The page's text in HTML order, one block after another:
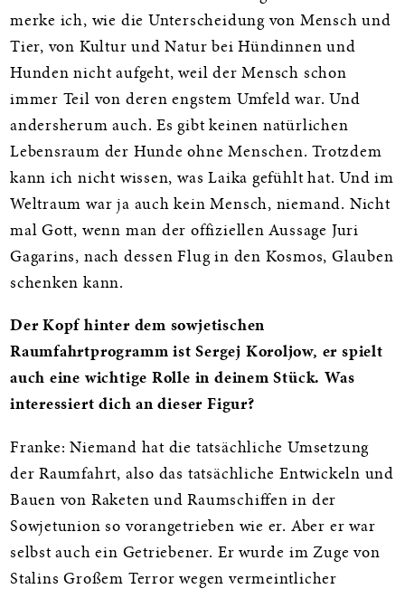
merke ich, wie die Unterscheidung von Mensch und
Tier, von Kultur und Natur bei Hündinnen und
Hunden nicht aufgeht, weil der Mensch schon
immer Teil von deren engstem Umfeld war. Und
andersherum auch. Es gibt keinen natürlichen
Lebensraum der Hunde ohne Menschen. Trotzdem
kann ich nicht wissen, was Laika gefühlt hat. Und im
Weltraum war ja auch kein Mensch, niemand. Nicht
mal Gott, wenn man der offiziellen Aussage Juri
Gagarins, nach dessen Flug in den Kosmos, Glauben
schenken kann.
Der Kopf hinter dem sowjetischen
Raumfahrtprogramm ist Sergej Koroljow, er spielt
auch eine wichtige Rolle in deinem Stück. Was
interessiert dich an dieser Figur?
Franke: Niemand hat die tatsächliche Umsetzung
der Raumfahrt, also das tatsächliche Entwickeln und
Bauen von Raketen und Raumschiffen in der
Sowjetunion so vorangetrieben wie er. Aber er war
selbst auch ein Getriebener. Er wurde im Zuge von
Stalins Großem Terror wegen vermeintlicher